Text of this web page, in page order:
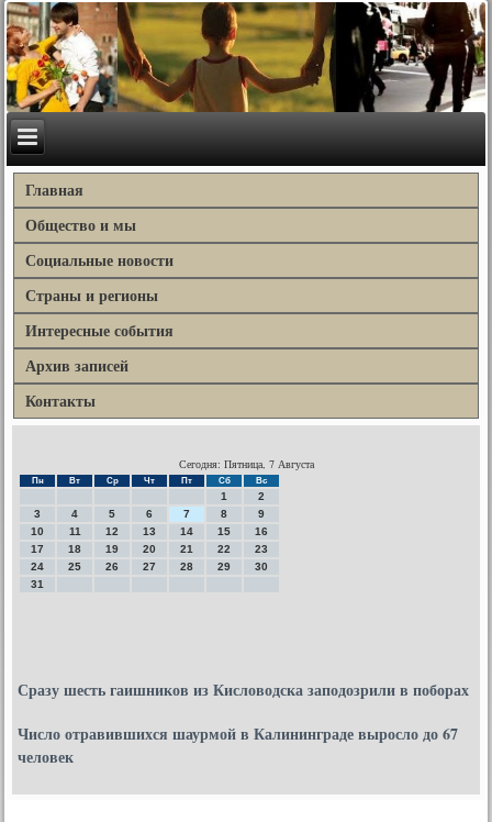
Главная
Общество и мы
Социальные новости
Страны и регионы
Интересные события
Архив записей
Контакты
Сегодня: Пятница, 7 Августа
Пн Вт Ср Чт Пт Сб Вс
1
2
3
4 5 6 7 8
9
10
11 12 13 14 15
16
17
18 19 20 21 22
23
24
25 26 27 28 29
30
31
Сразу шесть гаишников из Кисловодска заподозрили в поборах
Число отравившихся шаурмой в Калининграде выросло до 67
человек